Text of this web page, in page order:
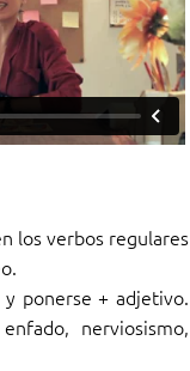
los verbos regulares
ponerse + adjetivo.
nerviosismo,